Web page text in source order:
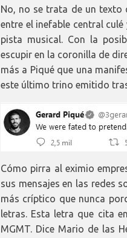
No, no se trata de un texto
entre el inefable central
pista musical. Con la
escupir en la coronilla de
más a Piqué que una
este último trino emitido
Cómo pirra al eximio
sus mensajes en las redes
más críptico que nunca
letras. Esta letra que cita
MGMT. Dice Mario de las